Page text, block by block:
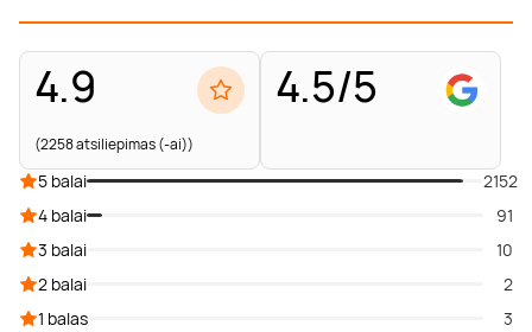
4.9
(2258 atsiliepimas (-ai))
4.5/5
5 balai
2152
4 balai
91
3 balai
10
2 balai
2
1 balas
3